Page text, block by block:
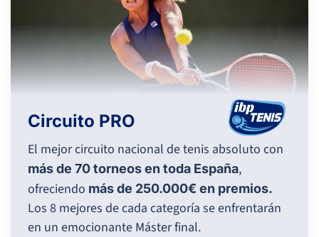
Circuito PRO
El mejor circuito nacional de tenis absoluto con
más de 70 torneos en toda España,
ofreciendo más de 250.000€ en premios.
Los 8 mejores de cada categoría se enfrentarán
en un emocionante Máster final.